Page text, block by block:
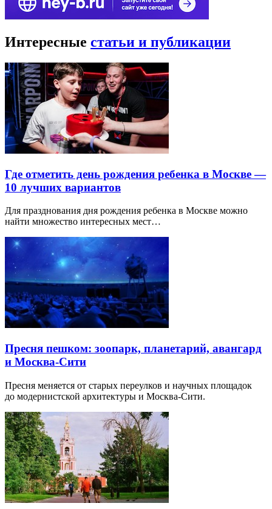
Интересные статьи и публикации
Где отметить день рождения ребенка в Москве —
10 лучших вариантов
Для празднования дня рождения ребенка в Москве можно
найти множество интересных мест…
Пресня пешком: зоопарк, планетарий, авангард
и Москва-Сити
Пресня меняется от старых переулков и научных площадок
до модернистской архитектуры и Москва-Сити.